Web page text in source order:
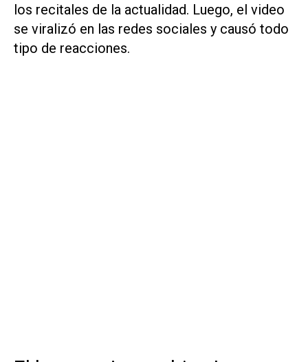
los recitales de la actualidad. Luego, el video
se viralizó en las redes sociales y causó todo
tipo de reacciones.